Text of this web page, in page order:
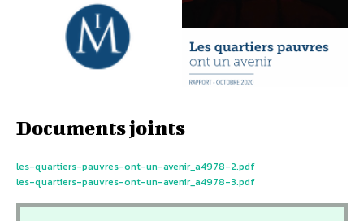
Documents joints
les-quartiers-pauvres-ont-un-avenir_a4978-2.pdf
les-quartiers-pauvres-ont-un-avenir_a4978-3.pdf